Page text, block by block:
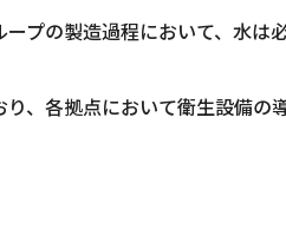
プの製造過程において、水は
、各拠点において衛生設備の